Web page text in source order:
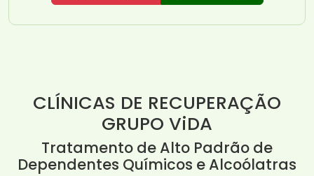
CLÍNICAS DE RECUPERAÇÃO
GRUPO ViDA
Tratamento de Alto Padrão de
Dependentes Químicos e Alcoólatras